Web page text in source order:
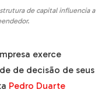
de capital influencia a
exerce
de decisão de seus
Pedro Duarte